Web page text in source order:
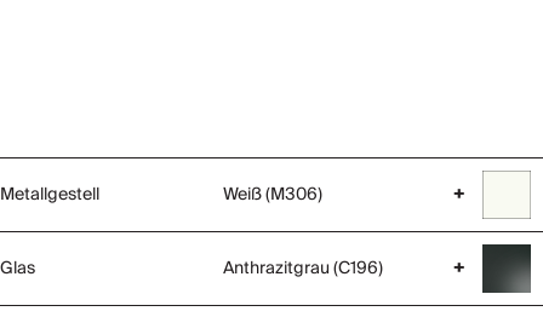
Metallgestell Weiß (M306) +
Glas Anthrazitgrau (C196) +